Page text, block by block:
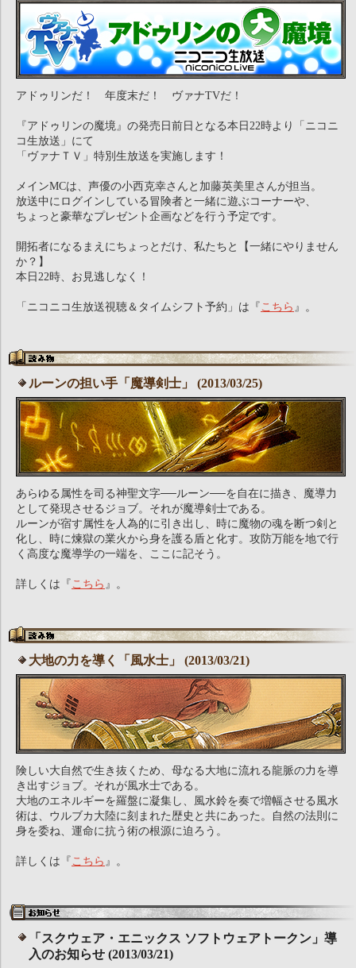
アドゥリンだ！ 年度末だ！ ヴァナTVだ！
『アドゥリンの魔境』の発売日前日となる本日22時より「ニコニ
コ生放送」にて
「ヴァナＴＶ」特別生放送を実施します！
メインMCは、声優の小西克幸さんと加藤英美里さんが担当。
放送中にログインしている冒険者と一緒に遊ぶコーナーや、
ちょっと豪華なプレゼント企画などを行う予定です。
開拓者になるまえにちょっとだけ、私たちと【一緒にやりません
か？】
本日22時、お見逃しなく！
「ニコニコ生放送視聴＆タイムシフト予約」は『 こちら 』。
ルーンの担い手「魔導剣士」 (2013/03/25)
あらゆる属性を司る神聖文字──ルーン──を自在に描き、魔導力
として発現させるジョブ。それが魔導剣士である。
ルーンが宿す属性を人為的に引き出し、時に魔物の魂を断つ剣と
化し、時に煉獄の業火から身を護る盾と化す。攻防万能を地で行
く高度な魔導学の一端を、ここに記そう。
詳しくは『 こちら 』。
大地の力を導く「風水士」 (2013/03/21)
険しい大自然で生き抜くため、母なる大地に流れる龍脈の力を導
き出すジョブ。それが風水士である。
大地のエネルギーを羅盤に凝集し、風水鈴を奏で増幅させる風水
術は、ウルブカ大陸に刻まれた歴史と共にあった。自然の法則に
身を委ね、運命に抗う術の根源に迫ろう。
詳しくは『 こちら 』。
「スクウェア・エニックス ソフトウェアトークン」導
入のお知らせ (2013/03/21)